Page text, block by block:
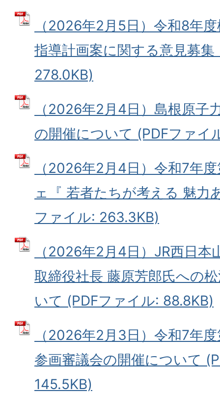
（2026年2月5日）令和8年
指導計画案に関する意見募
278.0KB)
（2026年2月4日）島根原子
の開催について (PDFファイ
（2026年2月4日）令和7年
ェ『 若者たちが考える 魅力
ファイル: 263.3KB)
（2026年2月4日）JR西日本
取締役社長 藤原芳郎氏への
いて (PDFファイル: 88.8KB)
（2026年2月3日）令和7年
参画審議会の開催について
145.5KB)